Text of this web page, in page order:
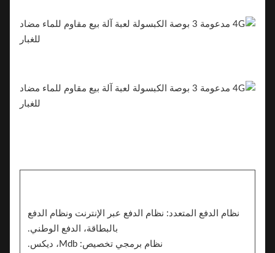
نظام الدفع المتعدد: نظام الدفع عبر الإنترنت ونظام الدفع
بالبطاقة، الدفع الوطني.
نظام برمجي تخصيص: Mdb، ديكس.